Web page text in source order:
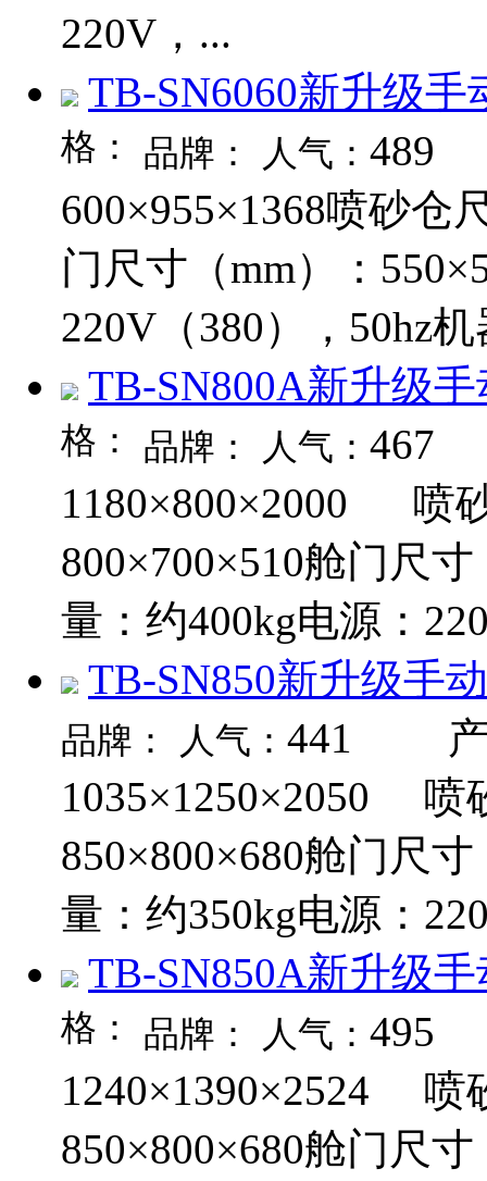
220V，...
TB-SN6060新升级手
格：
品牌： 人气： 489
600×955×1368喷砂仓
门尺寸（mm）：
220V（380），50hz
TB-SN800A新升级
格：
品牌： 人气： 467
1180×800×2000 喷
800×700×510舱门
量：约400kg电源：
TB-SN850新升级手
品牌： 人气： 441
产
1035×1250×2050 喷
850×800×680舱门
量：约350kg电源：
TB-SN850A新升级
格：
品牌： 人气： 495
1240×1390×2524 喷
850×800×680舱门